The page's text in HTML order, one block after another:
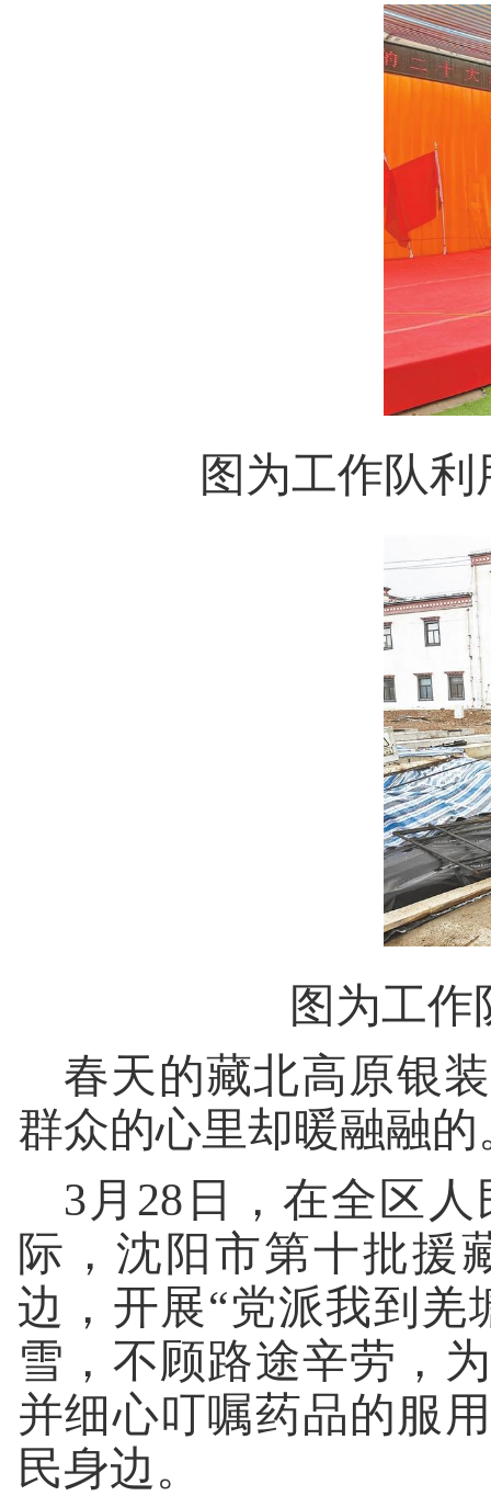
图为工作队
图为工
春天的藏北高原银
群众的心里却暖融融的
3月28日，在全区
际，沈阳市第十批援
边，开展“党派我到
雪，不顾路途辛劳，
并细心叮嘱药品的服
民身边。